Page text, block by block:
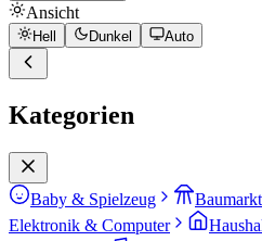
Ansicht
Hell Dunkel Auto
Kategorien
Baby & Spielzeug
Elektronik & Computer